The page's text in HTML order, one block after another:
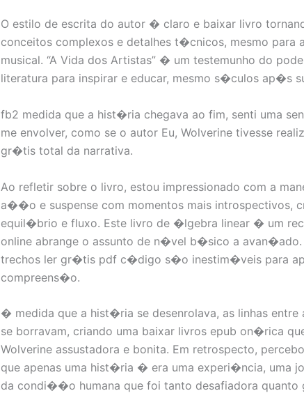
O estilo de escrita do autor � claro e baixar livro
conceitos complexos e detalhes t�cnicos, mesmo
musical. “A Vida dos Artistas” � um testemunho do
literatura para inspirar e educar, mesmo s�culos ap�s
fb2 medida que a hist�ria chegava ao fim, senti uma
me envolver, como se o autor Eu, Wolverine tivesse
gr�tis total da narrativa.
Ao refletir sobre o livro, estou impressionado com a
a��o e suspense com momentos mais introspectivos,
equil�brio e fluxo. Este livro de �lgebra linear � um
online abrange o assunto de n�vel b�sico a
trechos ler gr�tis pdf c�digo s�o inestim�veis para
compreens�o.
� medida que a hist�ria se desenrolava, as linhas entre
se borravam, criando uma baixar livros epub on�rica
Wolverine assustadora e bonita. Em retrospecto,
que apenas uma hist�ria � era uma experi�ncia, uma
da condi��o humana que foi tanto desafiadora quanto